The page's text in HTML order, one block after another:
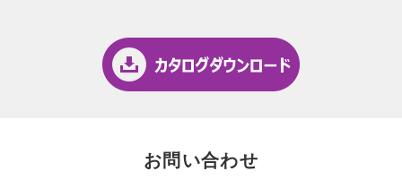
お問い合わせ